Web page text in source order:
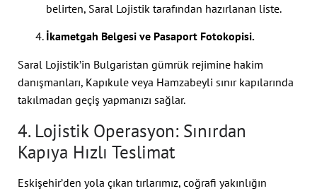
belirten, Saral Lojistik tarafından hazırlanan liste.
İkametgah Belgesi ve Pasaport Fotokopisi.
Saral Lojistik’in Bulgaristan gümrük rejimine hakim
danışmanları, Kapıkule veya Hamzabeyli sınır kapılarında
takılmadan geçiş yapmanızı sağlar.
4. Lojistik Operasyon: Sınırdan
Kapıya Hızlı Teslimat
Eskişehir’den yola çıkan tırlarımız, coğrafi yakınlığın